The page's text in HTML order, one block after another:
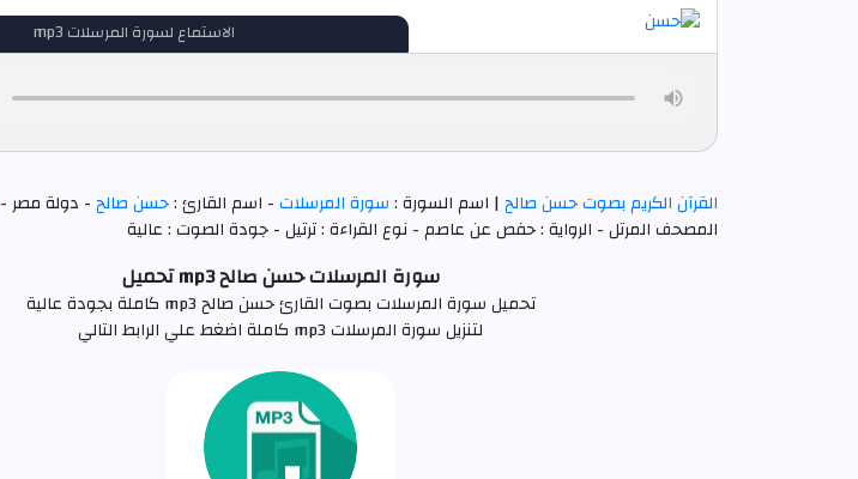
الاستماع لسورة المرسلات mp3
القرآن الكريم بصوت حسن صالح| اسم السورة :سورة المرسلات- اسم القارئ :حسن صالح- دولة مصر -
المصحف المرتل - الرواية : حفص عن عاصم - نوع القراءة : ترتيل - جودة الصوت : عالية
سورة المرسلات حسن صالح mp3 تحميل
تحميل سورة المرسلات بصوت القارئ حسن صالح mp3 كاملة بجودة عالية
لتنزيل سورة المرسلات mp3 كاملة اضغط علي الرابط التالي